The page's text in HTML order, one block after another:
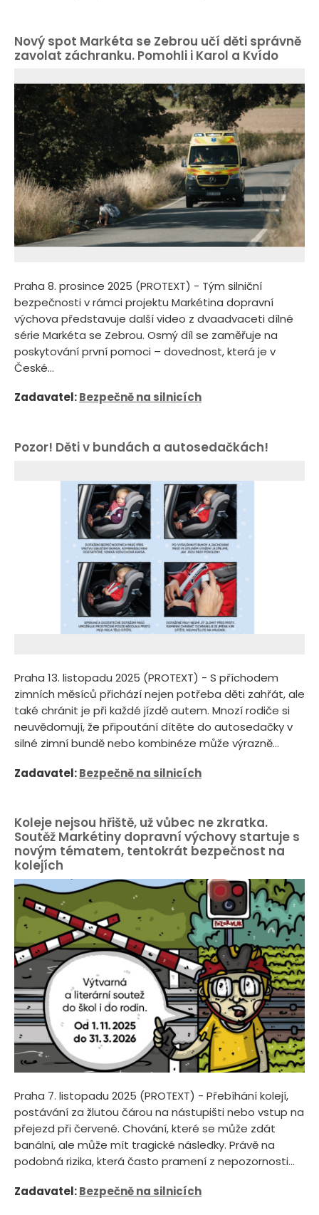
Nový spot Markéta se Zebrou učí děti správně
zavolat záchranku. Pomohli i Karol a Kvído
Praha 8. prosince 2025 (PROTEXT) - Tým silniční
bezpečnosti v rámci projektu Markétina dopravní
výchova představuje další video z dvaadvaceti dílné
série Markéta se Zebrou. Osmý díl se zaměřuje na
poskytování první pomoci – dovednost, která je v
České...
Zadavatel:Bezpečně na silnicích
Pozor! Děti v bundách a autosedačkách!
Praha 13. listopadu 2025 (PROTEXT) - S příchodem
zimních měsíců přichází nejen potřeba děti zahřát, ale
také chránit je při každé jízdě autem. Mnozí rodiče si
neuvědomují, že připoutání dítěte do autosedačky v
silné zimní bundě nebo kombinéze může výrazně...
Zadavatel:Bezpečně na silnicích
Koleje nejsou hřiště, už vůbec ne zkratka.
Soutěž Markétiny dopravní výchovy startuje s
novým tématem, tentokrát bezpečnost na
kolejích
Praha 7. listopadu 2025 (PROTEXT) - Přebíhání kolejí,
postávání za žlutou čárou na nástupišti nebo vstup na
přejezd při červené. Chování, které se může zdát
banální, ale může mít tragické následky. Právě na
podobná rizika, která často pramení z nepozornosti...
Zadavatel:Bezpečně na silnicích